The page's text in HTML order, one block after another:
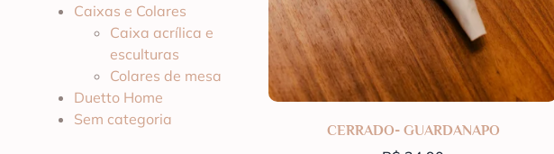
Caixas e Colares
Caixa acrílica e
esculturas
Colares de mesa
Duetto Home
Sem categoria
CERRADO- GUARDANAPO